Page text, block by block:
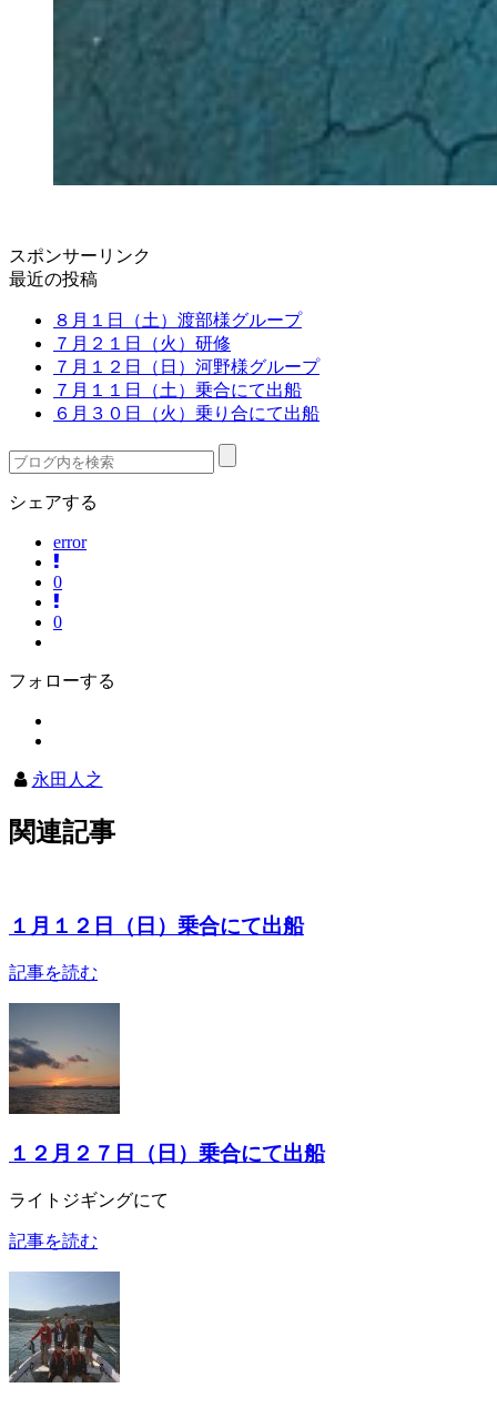
スポンサーリンク
最近の投稿
８月１日（土）渡部様グループ
７月２１日（火）研修
７月１２日（日）河野様グループ
７月１１日（土）乗合にて出船
６月３０日（火）乗り合にて出船
シェアする
error
0
0
フォローする
永田人之
関連記事
１月１２日（日）乗合にて出船
記事を読む
１２月２７日（日）乗合にて出船
ライトジギングにて
記事を読む